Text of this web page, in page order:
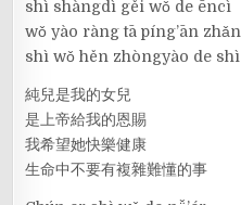
shì shàngdì gěi wǒ de ēncì
wǒ yào ràng tā píng’ān
shì wǒ hěn zhòngyào de shì
純兒是我的女兒
是上帝給我的恩賜
我希望她快樂健康
生命中不要有複雜難懂的事